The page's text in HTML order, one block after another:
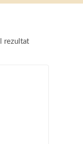
rezultat